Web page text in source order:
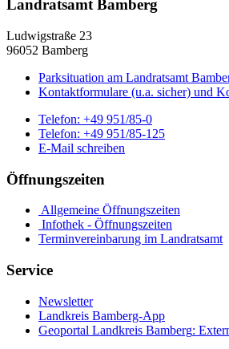
Landratsamt Bamberg
Ludwigstraße 23
96052 Bamberg
Parksituation am Landratsamt
Kontaktformulare (u.a. sicher) und
Telefon: +49 951/85-0
Telefon: +49 951/85-125
E-Mail schreiben
Öffnungszeiten
Allgemeine Öffnungszeiten
Infothek - Öffnungszeiten
Terminvereinbarung im Landratsamt
Service
Newsletter
Landkreis Bamberg-App
Geoportal Landkreis Bamberg: